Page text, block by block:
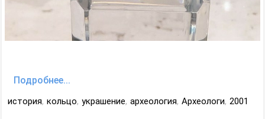
Подробнее...
история, кольцо, украшение, археология, Археологи, 2001